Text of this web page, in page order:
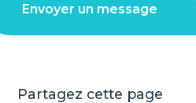
Envoyer un message
Partagez cette page